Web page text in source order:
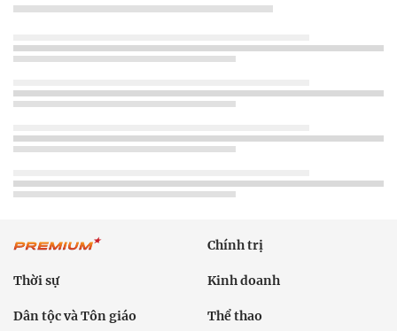
Chính trị
Thời sự Kinh doanh
Dân tộc và Tôn giáo Thể thao